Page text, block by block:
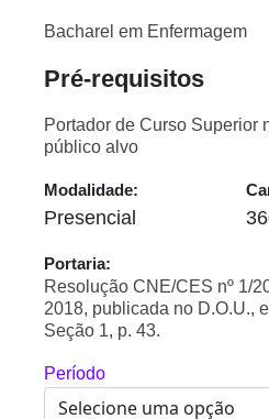
Bacharel em Enfermagem
Pré-requisitos
Portador de Curso Superior
público alvo
Modalidade:
Presencial
Portaria:
Resolução CNE/CES nº 1/
2018, publicada no D.O.U.,
Seção 1, p. 43.
Período